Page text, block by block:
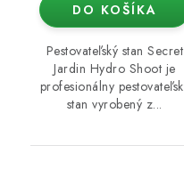
DO KOŠÍKA
Pestovateľský stan Secret
Jardin Hydro Shoot je
profesionálny
stan vyrobený z...